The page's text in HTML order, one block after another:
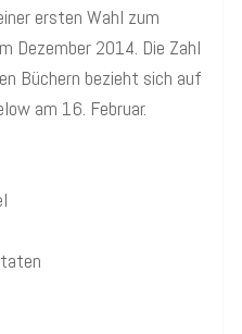
ersten Wahl zum
Dezember 2014. Die Zahl
Büchern bezieht sich auf
am 16. Februar.